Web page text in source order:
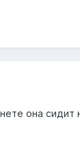
она сидит